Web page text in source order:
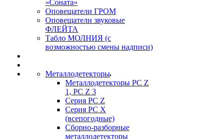
«Соната»
Оповещатели ГРОМ
Оповещатели звуковые
ФЛЕЙТА
Табло МОЛНИЯ (с
возможностью смены надписи)
Металлодетекторы
Металлодетекторы РС Z
1, PC Z 3
Серия РС Z
Серия РС X
(всепогодные)
Сборно-разборные
металлодетекторы